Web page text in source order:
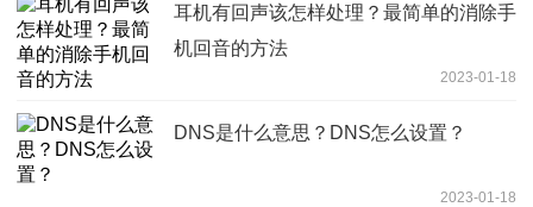
耳机有回声该怎样处理？最简单的消除手
机回音的方法
2023-01-18
DNS是什么意思？DNS怎么设置？
2023-01-18